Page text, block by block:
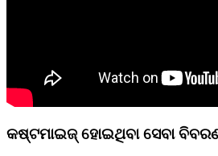
କଷ୍ଟମାଇଜ୍ ହୋଇଥିବା ସେବା